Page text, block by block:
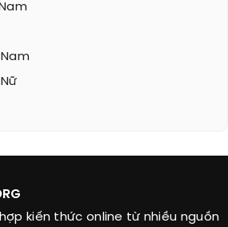
kiến thức online từ nhiều nguồn